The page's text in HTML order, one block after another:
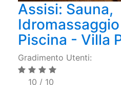
Assisi: Sauna,
Piscina - Villa
Gradimento Utenti:
10 / 10